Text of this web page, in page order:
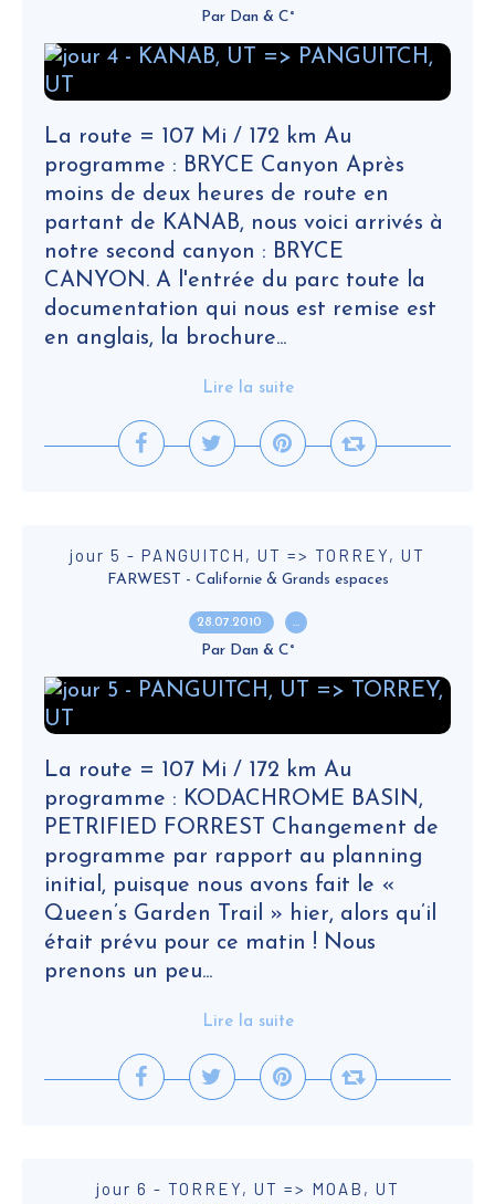
Par Dan & C°
La route = 107 Mi / 172 km Au
programme : BRYCE Canyon Après
moins de deux heures de route en
partant de KANAB, nous voici arrivés à
notre second canyon : BRYCE
CANYON. A l'entrée du parc toute la
documentation qui nous est remise est
en anglais, la brochure...
Lire la suite
jour 5 - PANGUITCH, UT => TORREY, UT
FARWEST - Californie & Grands espaces
28.07.2010 …
Par Dan & C°
La route = 107 Mi / 172 km Au
programme : KODACHROME BASIN,
PETRIFIED FORREST Changement de
programme par rapport au planning
initial, puisque nous avons fait le «
Queen’s Garden Trail » hier, alors qu’il
était prévu pour ce matin ! Nous
prenons un peu...
Lire la suite
jour 6 - TORREY, UT => MOAB, UT